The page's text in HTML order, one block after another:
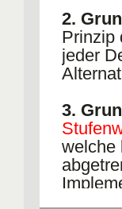
2.
Prinzip
jeder
3.
welche